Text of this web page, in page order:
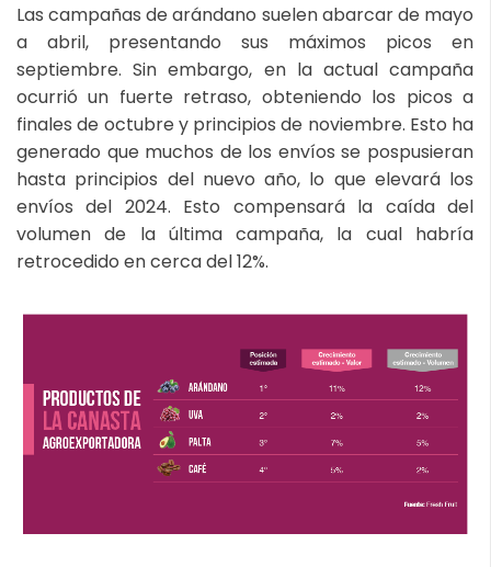
Las campañas de arándano suelen abarcar de mayo
a abril, presentando sus máximos picos en
septiembre. Sin embargo, en la actual campaña
ocurrió un fuerte retraso, obteniendo los picos a
finales de octubre y principios de noviembre. Esto ha
generado que muchos de los envíos se pospusieran
hasta principios del nuevo año, lo que elevará los
envíos del 2024. Esto compensará la caída del
volumen de la última campaña, la cual habría
retrocedido en cerca del 12%.